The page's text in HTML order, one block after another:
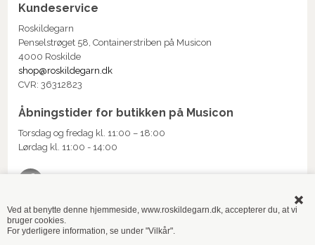
Ved at benytte denne hjemmeside, www.roskildegarn.dk, accepterer du, at vi
bruger cookies.
For yderligere information, se under "Vilkår".
Kundeservice
Roskildegarn
Penselstrøget 58, Containerstriben på Musicon
4000 Roskilde
shop@roskildegarn.dk
CVR: 36312823
Åbningstider for butikken på Musicon
Torsdag og fredag kl. 11:00 – 18:00
Lørdag kl. 11:00 - 14:00
TILMELD NYHEDSMAIL